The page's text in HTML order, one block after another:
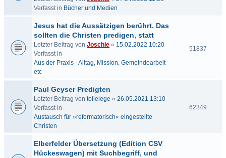
Verfasst in Bücher und Medien
Jesus hat die Aussätzigen berührt. Das
sollten die Christen predigen, statt
Letzter Beitrag von Joschie « 15.02.2022 10:20
Verfasst in
Aus der Praxis - Alltag, Mission, Gemeindearbeit
etc
51837
Paul Geyser Predigten
Letzter Beitrag von tollelege « 26.05.2021 13:10
Verfasst in
Austausch für »reformatorisch« eingestellte
Christen
62349
Elberfelder Übersetzung (Edition CSV
Hückeswagen) mit Suchbegriff, und